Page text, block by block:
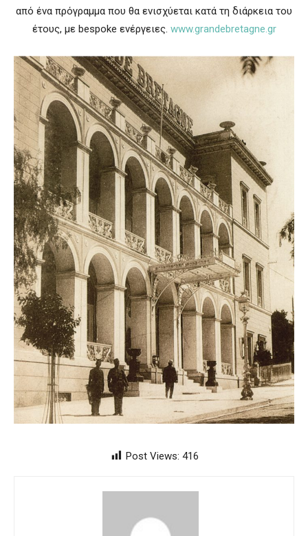
από ένα πρόγραμμα που θα ενισχύεται κατά τη διάρκεια του
έτους, με bespoke ενέργειες. www.grandebretagne.gr
Post Views: 416